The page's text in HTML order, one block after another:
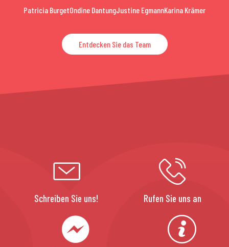
Patricia BurgetOndine DantungJustine EgmannKarina Krämer
Entdecken Sie das Team
Schreiben Sie uns! Rufen Sie uns an